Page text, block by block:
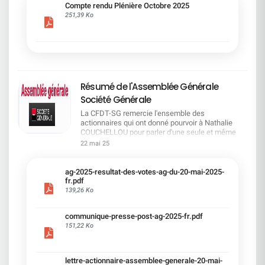
cadre du dialogue social.Bonne lecture !
Compte rendu Plénière Octobre 2025
251,39 Ko
Résumé de l'Assemblée Générale
Société Générale
La CFDT-SG remercie l'ensemble des
actionnaires qui ont donné pourvoir à Nathalie
COUCHELLOU pour parler d'une seule et même
voix.L'assemblée Générale s'est ouverte avec 4
souligné la forte amélioration en 2024 de tous les
facteurs financiers et le premier trimestre 2025
encourageant.Le Directeur Général, Slawomir
solide. Etre une banque simple et intégrée. Etre
une banque efficace. Etre une banque rentable. Le
22 mai 25
ag-2025-resultat-des-votes-ag-du-20-mai-2025-
fr.pdf
139,26 Ko
communique-presse-post-ag-2025-fr.pdf
151,22 Ko
lettre-actionnaire-assemblee-generale-20-mai-